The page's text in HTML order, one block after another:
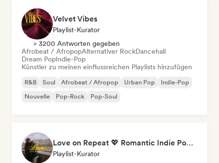
Velvet Vibes
Playlist-Kurator
> 3200 Antworten gegeben
Afrobeat / AfropopAlternativer RockDancehall
Dream PopIndie-Pop
Künstler zu meinen einflussreichen Playlists hinzufügen
R&B Soul Afrobeat / Afropop Urban Pop
Indie-Pop
Nouvelle
Pop-Rock Pop-Soul
Love on Repeat 💖 Romantic Indie Pop, Neo Soul & Singer-Songwriter
Playlist-Kurator